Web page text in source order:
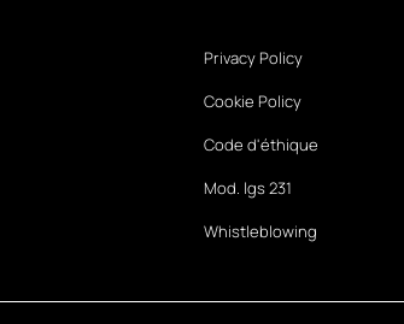
Privacy Policy
Cookie Policy
Code d'éthique
Mod. lgs 231
Whistleblowing